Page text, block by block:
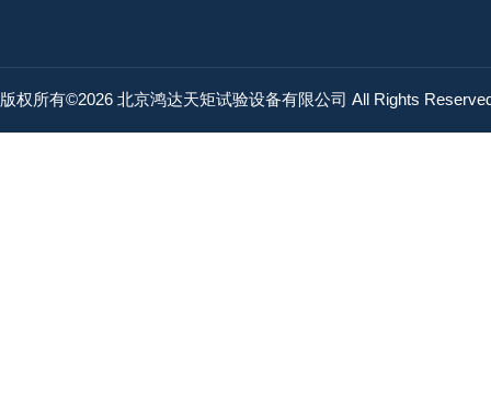
版权所有©2026 北京鸿达天矩试验设备有限公司 All Rights